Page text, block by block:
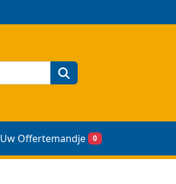
zoeken
Uw Offertemandje 0